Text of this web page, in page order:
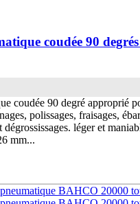
coudée 90
coudée 90 degré approprié
polissages, fraisages,
léger et
mm...